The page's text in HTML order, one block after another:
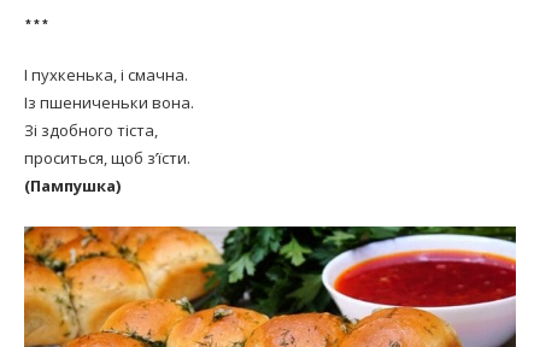
***
І пухкенька, і смачна.
Із пшениченьки вона.
Зі здобного тіста,
проситься, щоб з’їсти.
(Пампушка)